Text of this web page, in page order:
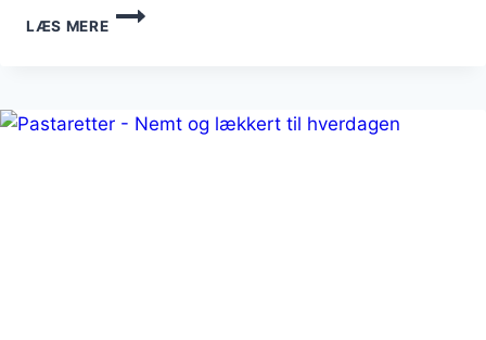
LÆS MERE
PASTARETTER
MED